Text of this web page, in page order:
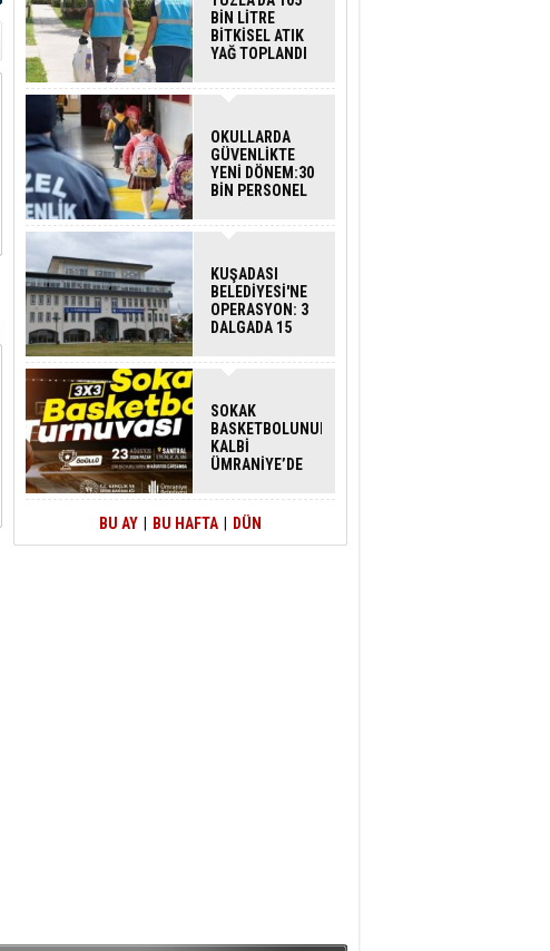
BİN LİTRE
BİTKİSEL ATIK
YAĞ TOPLANDI
OKULLARDA
GÜVENLİKTE
YENİ DÖNEM:30
BİN PERSONEL
DEDEKTÖRLÜ
KUŞADASI
BELEDİYESİ'NE
OPERASYON: 3
DALGADA 15
SOKAK
BASKETBOLUNUN
KALBİ
ÜMRANİYE’DE
BU AY BU HAFTA DÜN